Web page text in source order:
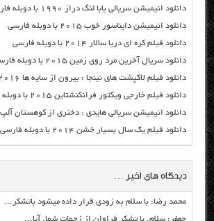
دانلود انیمیشن سریالی بابا لنگ دراز ۱۹۹۰ با دوبله فارسی
دانلود انیمیشن دایناسور خوب ۲۰۱۵ با دوبله فارسی
دانلود فیلم کره ای دریا سالار ۲۰۱۴ با دوبله فارسی
دانلود سریال آخرین مرد روی زمین ۲۰۱۵ با دوبله فارسی
دانلود فیلم لاکپشت های نینجا : بیرون از سایه ها ۲۰۱۶ با دوبله فارسی
دانلود فیلم خارجی ویکتور فرانکنشتاین ۲۰۱۵ با دوبله فارسی
دانلود انیمیشن سریالی هایدی : دختری از کوهستان
دانلود فیلم یک سال بسیار خشن ۲۰۱۴ با دوبله فارسی
دیدگاه های اخیر …
محمد رضا: با سلام به زودی قرار داده میشود باتشکر...